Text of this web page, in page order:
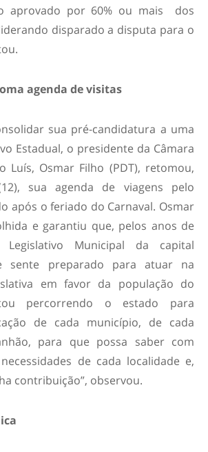
aprovado por 60% ou mais dos
disparado a disputa para o
agenda de visitas
sua pré-candidatura a uma
Estadual, o presidente da Câmara
Luís, Osmar Filho (PDT), retomou,
sua agenda de viagens pelo
após o feriado do Carnaval. Osmar
e garantiu que, pelos anos de
Legislativo Municipal da capital
sente preparado para atuar na
em favor da população do
percorrendo o estado para
de cada município, de cada
para que possa saber com
de cada localidade e,
contribuição”, observou.